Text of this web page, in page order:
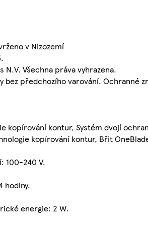
v Nizozemí
Všechna práva vyhrazena.
bez předchozího varování. Ochranné
kopírování kontur, Systém dvojí
kopírování kontur, Břit
100-240 V.
hodiny.
energie: 2 W.